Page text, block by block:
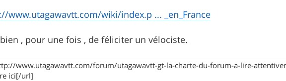
www.utagawavtt.com/wiki/index.p ... _en_France
, pour une fois , de féliciter un vélociste.
www.utagawavtt.com/forum/utagawavtt-gt-la-charte-du-forum-a-lire-
ici[/url]